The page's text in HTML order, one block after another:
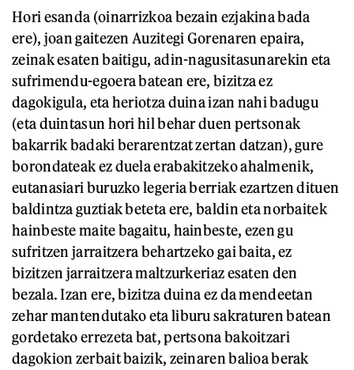
Hori esanda (oinarrizkoa bezain ezjakina bada
ere), joan gaitezen Auzitegi Gorenaren epaira,
zeinak esaten baitigu, adin-nagusitasunarekin eta
sufrimendu-egoera batean ere, bizitza ez
dagokigula, eta heriotza duina izan nahi badugu
(eta duintasun hori hil behar duen pertsonak
bakarrik badaki berarentzat zertan datzan), gure
borondateak ez duela erabakitzeko ahalmenik,
eutanasiari buruzko legeria berriak ezartzen dituen
baldintza guztiak beteta ere, baldin eta norbaitek
hainbeste maite bagaitu, hainbeste, ezen gu
sufritzen jarraitzera behartzeko gai baita, ez
bizitzen jarraitzera maltzurkeriaz esaten den
bezala. Izan ere, bizitza duina ez da mendeetan
zehar mantendutako eta liburu sakraturen batean
gordetako errezeta bat, pertsona bakoitzari
dagokion zerbait baizik, zeinaren balioa berak